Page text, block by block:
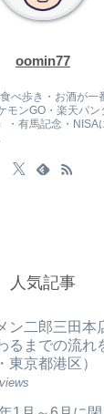
oomin77
べ歩き・お酒が一
モンGO・楽天パ
有馬記念・NISA
人気記事
ン二郎三田本
るまでの流れ
東京都港区）